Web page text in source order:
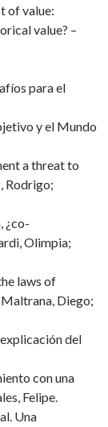
of value:
value? –
para el
y el Mundo
a threat to
Rodrigo;
¿co-
Olimpia;
laws of
Diego;
del
con una
Felipe.
Una